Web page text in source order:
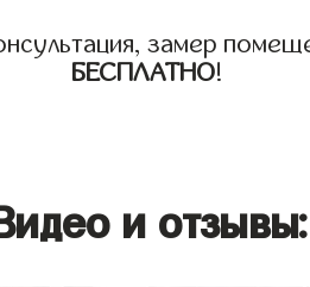
замер
БЕСПЛАТНО!
и отзывы: